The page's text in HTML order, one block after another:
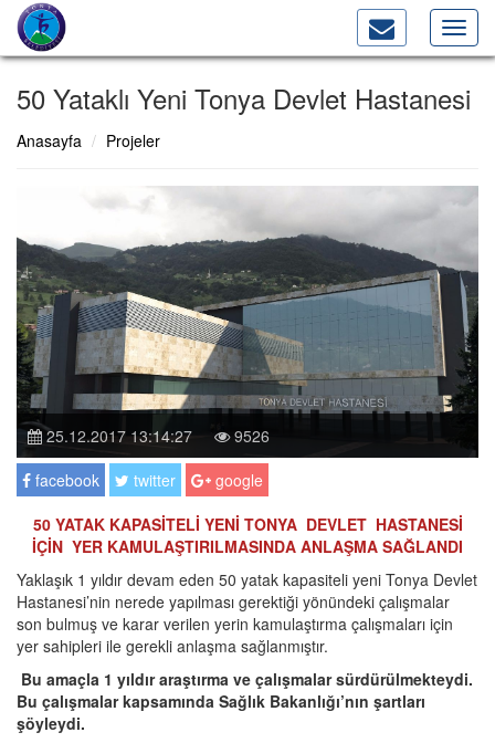
50 Yataklı Yeni Tonya Devlet Hastanesi
Anasayfa Projeler
25.12.2017 13:14:27
9526
facebook
twitter
google
50 YATAK KAPASİTELİ YENİ TONYA DEVLET HASTANESİ
İÇİN YER KAMULAŞTIRILMASINDA ANLAŞMA SAĞLANDI
Yaklaşık 1 yıldır devam eden 50 yatak kapasiteli yeni Tonya Devlet
Hastanesi’nin nerede yapılması gerektiği yönündeki çalışmalar
son bulmuş ve karar verilen yerin kamulaştırma çalışmaları için
yer sahipleri ile gerekli anlaşma sağlanmıştır.
Bu amaçla 1 yıldır araştırma ve çalışmalar sürdürülmekteydi.
Bu çalışmalar kapsamında Sağlık Bakanlığı’nın şartları
şöyleydi.